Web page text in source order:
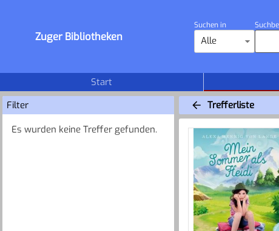
Zuger Bibliotheken
Suchen in
Alle
Start
Filter
Es wurden keine Treffer gefunden.
Trefferliste